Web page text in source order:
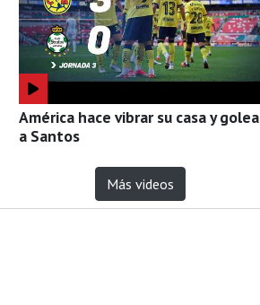
América hace vibrar su casa y golea
a Santos
Más videos